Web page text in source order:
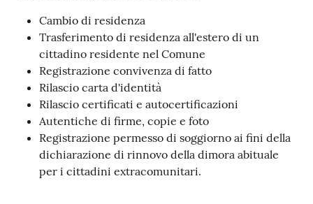
Cambio di residenza
Trasferimento di residenza all'estero di un
cittadino residente nel Comune
Registrazione convivenza di fatto
Rilascio carta d'identità
Rilascio certificati e autocertificazioni
Autentiche di firme, copie e foto
Registrazione permesso di soggiorno ai fini della
dichiarazione di rinnovo della dimora abituale
per i cittadini extracomunitari.